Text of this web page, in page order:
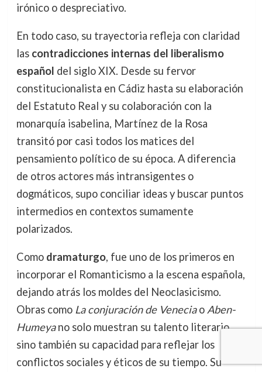
irónico o despreciativo.
En todo caso, su trayectoria refleja con claridad
las contradicciones internas del liberalismo
español del siglo XIX. Desde su fervor
constitucionalista en Cádiz hasta su elaboración
del Estatuto Real y su colaboración con la
monarquía isabelina, Martínez de la Rosa
transitó por casi todos los matices del
pensamiento político de su época. A diferencia
de otros actores más intransigentes o
dogmáticos, supo conciliar ideas y buscar puntos
intermedios en contextos sumamente
polarizados.
Como dramaturgo, fue uno de los primeros en
incorporar el Romanticismo a la escena española,
dejando atrás los moldes del Neoclasicismo.
Obras como La conjuración de Veneciao Aben-
Humeyano solo muestran su talento literario,
sino también su capacidad para reflejar los
conflictos sociales y éticos de su tiempo. Su